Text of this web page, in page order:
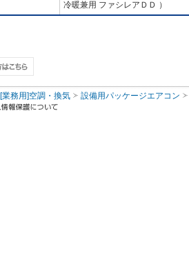
冷暖兼用 ファシレアＤＤ ）
[業務用]空調・換気 設備用パッケージエアコン